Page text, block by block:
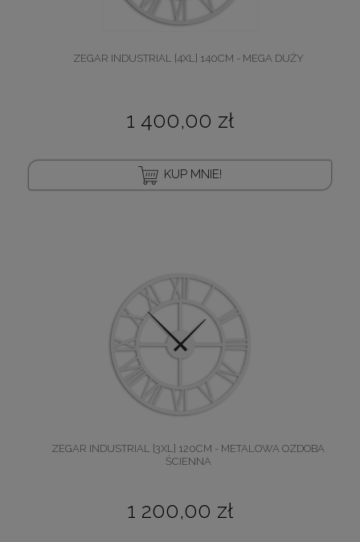
ZEGAR INDUSTRIAL [4XL] 140CM - MEGA DUŻY
1 400,00 zł
KUP MNIE!
ZEGAR INDUSTRIAL [3XL] 120CM - METALOWA OZDOBA
ŚCIENNA
1 200,00 zł